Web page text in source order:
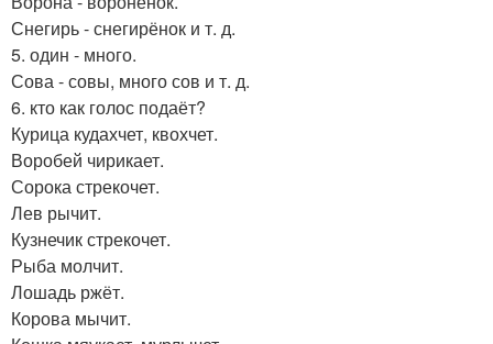
Снегирь - снегирёнок и т. д.
5. один - много.
Сова - совы, много сов и т. д.
6. кто как голос подаёт?
Курица кудахчет, квохчет.
Воробей чирикает.
Сорока стрекочет.
Лев рычит.
Кузнечик стрекочет.
Рыба молчит.
Лошадь ржёт.
Корова мычит.